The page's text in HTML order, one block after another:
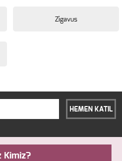
Zi̇gavus
HEMEN KATIL
Kimiz?